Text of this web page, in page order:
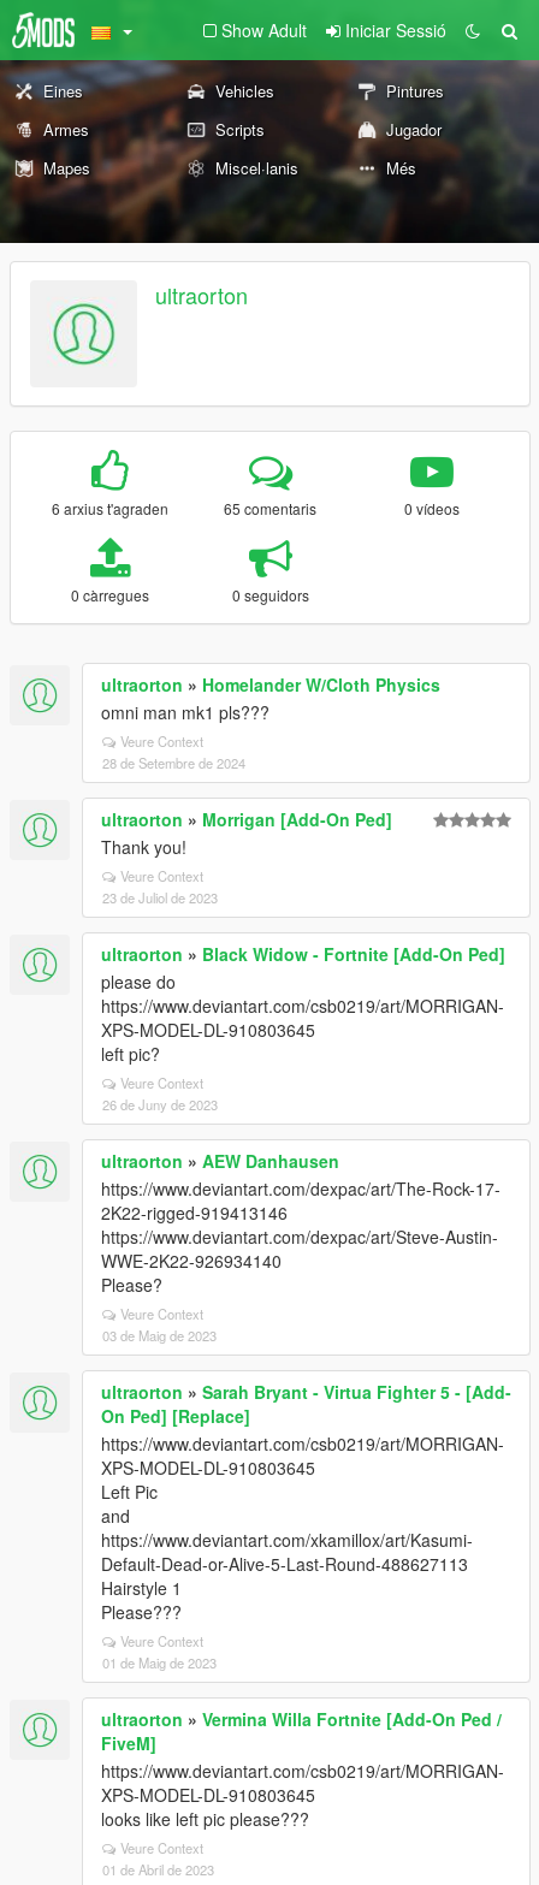
Show Adult Iniciar Sessió
Eines Vehicles
Pintures
Armes
Scripts
Jugador
Mapes
Miscel·lanis Més
ultraorton
6 arxius t'agraden 65 comentaris 0 vídeos
0 càrregues 0 seguidors
ultraorton » Homelander W/Cloth Physics
omni man mk1 pls???
Veure Context
28 de Setembre de 2024
ultraorton » Morrigan [Add-On Ped]
Thank you!
Veure Context
23 de Juliol de 2023
ultraorton » Black Widow - Fortnite [Add-On Ped]
please do
https://www.deviantart.com/csb0219/art/MORRIGAN-
XPS-MODEL-DL-910803645
left pic?
Veure Context
26 de Juny de 2023
ultraorton » AEW Danhausen
https://www.deviantart.com/dexpac/art/The-Rock-17-
2K22-rigged-919413146
https://www.deviantart.com/dexpac/art/Steve-Austin-
WWE-2K22-926934140
Please?
Veure Context
03 de Maig de 2023
ultraorton » Sarah Bryant - Virtua Fighter 5 - [Add-
On Ped] [Replace]
https://www.deviantart.com/csb0219/art/MORRIGAN-
XPS-MODEL-DL-910803645
Left Pic
and
https://www.deviantart.com/xkamillox/art/Kasumi-
Default-Dead-or-Alive-5-Last-Round-488627113
Hairstyle 1
Please???
Veure Context
01 de Maig de 2023
ultraorton » Vermina Willa Fortnite [Add-On Ped /
FiveM]
https://www.deviantart.com/csb0219/art/MORRIGAN-
XPS-MODEL-DL-910803645
looks like left pic please???
Veure Context
01 de Abril de 2023